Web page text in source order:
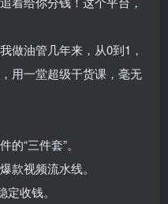
做油管几年来，从0到1，
用一堂超级干货课，毫无
“三件套”。
款视频流水线。
收钱。